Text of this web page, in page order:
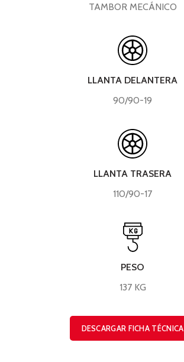
TAMBOR MECÁNICO
LLANTA DELANTERA
90/90-19
LLANTA TRASERA
110/90-17
PESO
137 KG
DESCARGAR FICHA TÉCNICA